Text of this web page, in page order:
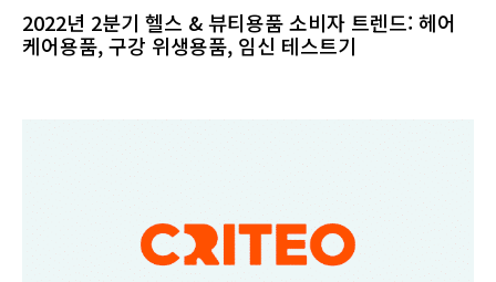
2022년 2분기 헬스 & 뷰티용품 소비자 트렌드: 헤어
케어용품, 구강 위생용품, 임신 테스트기